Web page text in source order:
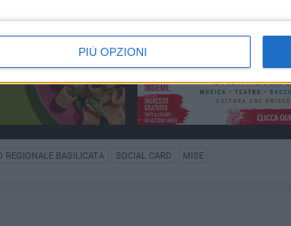
PIÙ OPZIONI
REGIONALE BASILICATA SOCIAL CARD MISE